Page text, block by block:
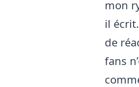
mon
il
de
fans